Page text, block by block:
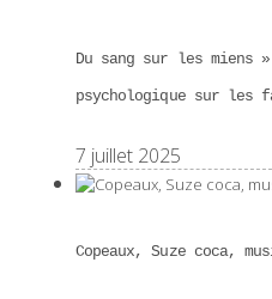
Du sang sur les
psychologique sur les
7 juillet 2025
Copeaux, Suze coca,